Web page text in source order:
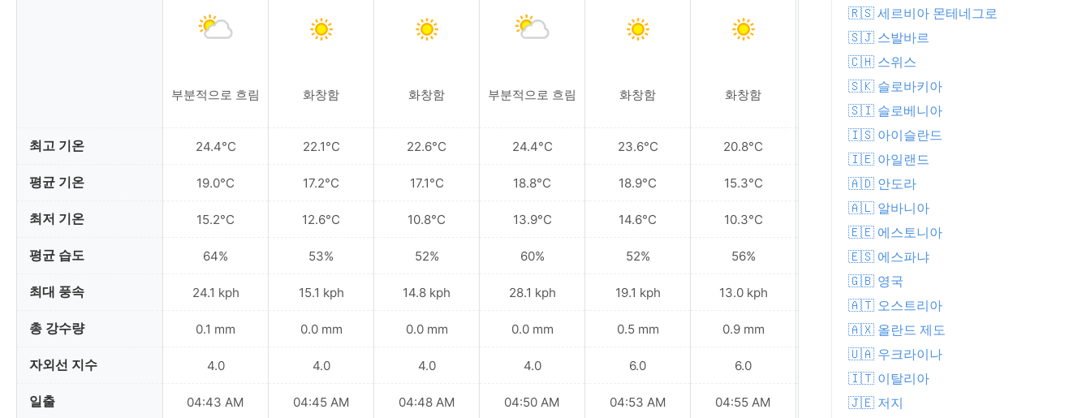
최고 기온
평균 기온
최저 기온
평균 습도
최대 풍속
총 강수량
자외선 지수
일출
부분적으로 흐림
24.4°C
19.0°C
15.2°C
64%
24.1 kph
0.1 mm
4.0
04:43 AM
화창함
22.1°C
17.2°C
12.6°C
53%
15.1 kph
0.0 mm
4.0
04:45 AM
화창함
22.6°C
17.1°C
10.8°C
52%
14.8 kph
0.0 mm
4.0
04:48 AM
부분적으로 흐림
24.4°C
18.8°C
13.9°C
60%
28.1 kph
0.0 mm
4.0
04:50 AM
화창함
23.6°C
18.9°C
14.6°C
52%
19.1 kph
0.5 mm
6.0
04:53 AM
화창함
20.8°C
15.3°C
10.3°C
56%
13.0 kph
0.9 mm
6.0
04:55 AM
화창함
23.1°C
15.7°C
8.3°C
51%
9.0 kph
0.0 mm
6.0
04:57 AM
🇷🇸 세르비아 몬테네그로
🇸🇯 스발바르
🇨🇭 스위스
🇸🇰 슬로바키아
🇸🇮 슬로베니아
🇮🇸 아이슬란드
🇮🇪 아일랜드
🇦🇩 안도라
🇦🇱 알바니아
🇪🇪 에스토니아
🇪🇸 에스파냐
🇬🇧 영국
🇦🇹 오스트리아
🇦🇽 올란드 제도
🇺🇦 우크라이나
🇮🇹 이탈리아
🇯🇪 저지